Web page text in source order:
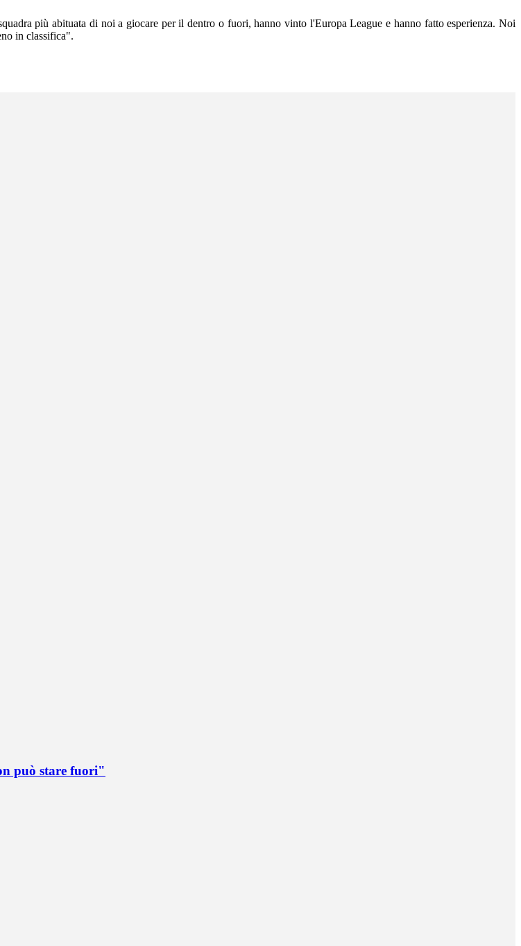
più abituata di noi a giocare per il dentro o fuori, hanno vinto l'Europa League e hanno fatto esperienza. Noi
in classifica".
può stare fuori"